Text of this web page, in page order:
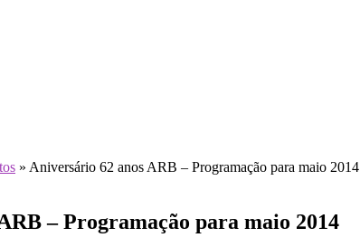
» Aniversário 62 anos ARB – Programação para maio 2014
– Programação para maio 2014